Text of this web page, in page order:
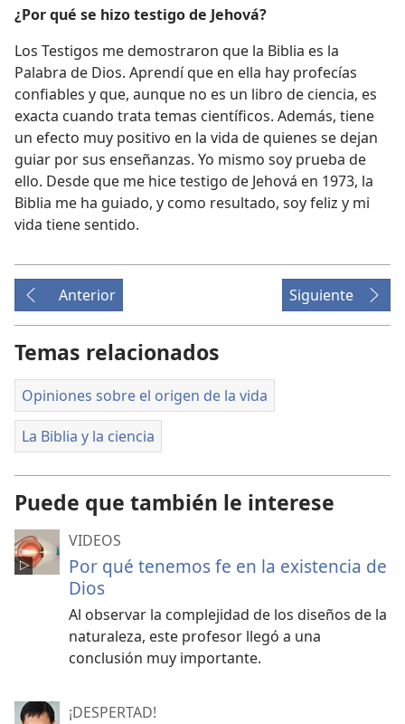
¿Por qué se hizo testigo de Jehová?
Los Testigos me demostraron que la Biblia es la
Palabra de Dios. Aprendí que en ella hay profecías
confiables y que, aunque no es un libro de ciencia, es
exacta cuando trata temas científicos. Además, tiene
un efecto muy positivo en la vida de quienes se dejan
guiar por sus enseñanzas. Yo mismo soy prueba de
ello. Desde que me hice testigo de Jehová en 1973, la
Biblia me ha guiado, y como resultado, soy feliz y mi
vida tiene sentido.
Anterior Siguiente
Temas relacionados
Opiniones sobre el origen de la vida
La Biblia y la ciencia
Puede que también le interese
VIDEOS
Por qué tenemos fe en la existencia de
Dios
Al observar la complejidad de los diseños de la
naturaleza, este profesor llegó a una
conclusión muy importante.
¡DESPERTAD!